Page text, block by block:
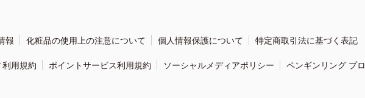
報 化粧品の使用上の注意について 個人情報保護について 特定商取引法に基づく表記
用規約 ポイントサービス利用規約 ソーシャルメディアポリシー ペンギンリング プ